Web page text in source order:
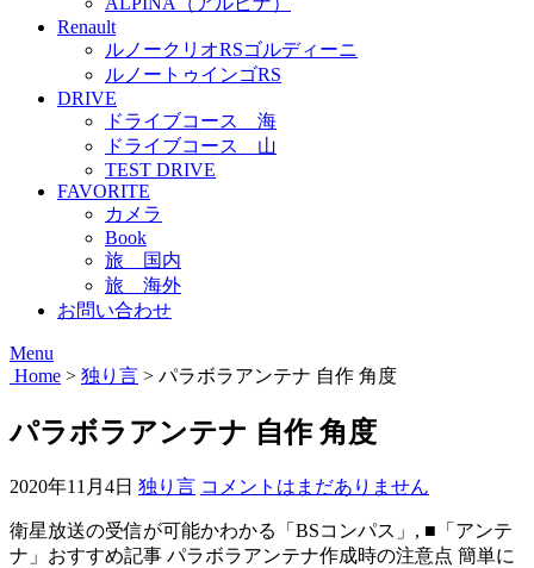
Renault
ルノークリオRSゴルディーニ
ルノートゥインゴRS
DRIVE
ドライブコース 海
ドライブコース 山
TEST DRIVE
FAVORITE
カメラ
Book
旅 国内
旅 海外
お問い合わせ
Menu
Home > 独り言 > パラボラアンテナ 自作 角度
パラボラアンテナ 自作 角度
2020年11月4日 独り言 コメントはまだありません
衛星放送の受信が可能かわかる「BSコンパス」, ■「アンテ
ナ」おすすめ記事 パラボラアンテナ作成時の注意点 簡単に